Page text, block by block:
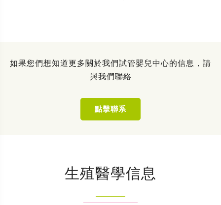
如果您們想知道更多關於我們試管嬰兒中心的信息，請
與我們聯絡
點擊聯系
生殖醫學信息